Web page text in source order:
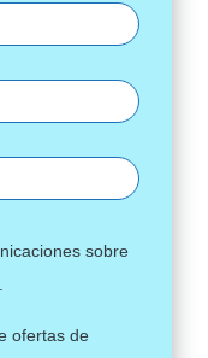
sobre
ofertas de